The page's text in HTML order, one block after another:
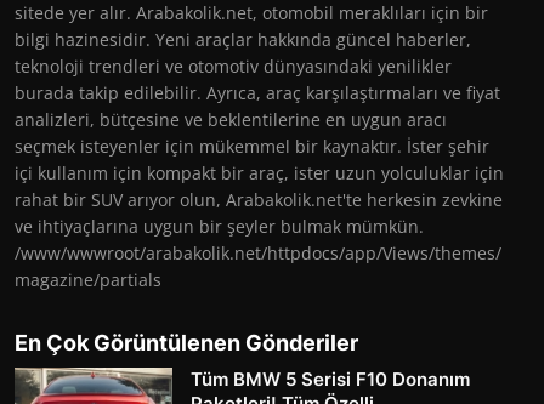
sitede yer alır. Arabakolik.net, otomobil meraklıları için bir
bilgi hazinesidir. Yeni araçlar hakkında güncel haberler,
teknoloji trendleri ve otomotiv dünyasındaki yenilikler
burada takip edilebilir. Ayrıca, araç karşılaştırmaları ve fiyat
analizleri, bütçesine ve beklentilerine en uygun aracı
seçmek isteyenler için mükemmel bir kaynaktır. İster şehir
içi kullanım için kompakt bir araç, ister uzun yolculuklar için
rahat bir SUV arıyor olun, Arabakolik.net'te herkesin zevkine
ve ihtiyaçlarına uygun bir şeyler bulmak mümkün.
/www/wwwroot/arabakolik.net/httpdocs/app/Views/themes/
magazine/partials
En Çok Görüntülenen Gönderiler
Tüm BMW 5 Serisi F10 Donanım